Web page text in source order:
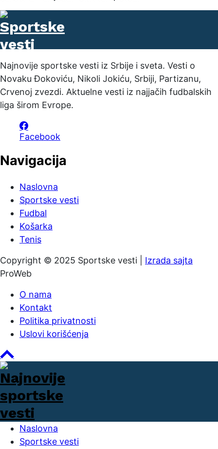
Najnovije sportske vesti iz Srbije i sveta. Vesti o
Novaku Đokoviću, Nikoli Jokiću, Srbiji, Partizanu,
Crvenoj zvezdi. Aktuelne vesti iz najjačih fudbalskih
liga širom Evrope.
Facebook
Navigacija
Naslovna
Sportske vesti
Fudbal
Košarka
Tenis
Copyright © 2025 Sportske vesti | Izrada sajta
ProWeb
O nama
Kontakt
Politika privatnosti
Uslovi korišćenja
Naslovna
Sportske vesti